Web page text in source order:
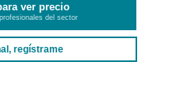
ver precio
del sector
regístrame